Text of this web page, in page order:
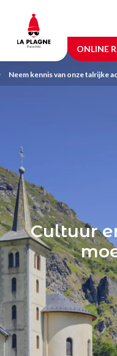
main
content
ONLINE
Neem kennis van onze talrijke
Cultuur